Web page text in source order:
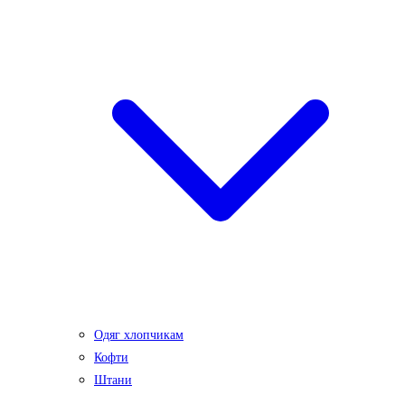
Одяг хлопчикам
Кофти
Штани